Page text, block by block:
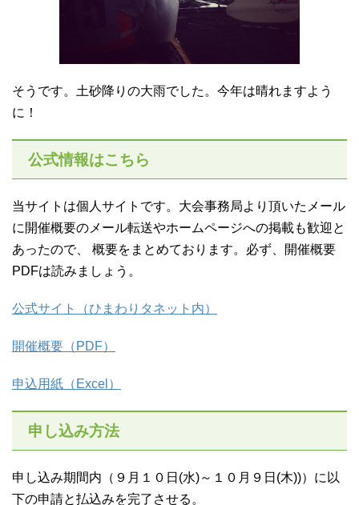
そうです。土砂降りの大雨でした。今年は晴れますよう
に！
公式情報はこちら
当サイトは個人サイトです。大会事務局より頂いたメール
に開催概要のメール転送やホームページへの掲載も歓迎と
あったので、 概要をまとめております。必ず、開催概要
PDFは読みましょう。
公式サイト（ひまわりタネット内）
開催概要（PDF）
申込用紙（Excel）
申し込み方法
申し込み期間内（９月１０日(水)～１０月９日(木))）に以
下の申請と払込みを完了させる。